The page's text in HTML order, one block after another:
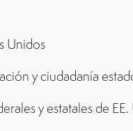
Unidos
y ciudadanía
y estatales de EE.